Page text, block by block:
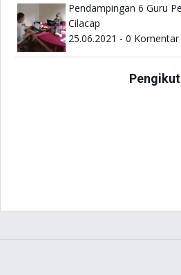
Pendampingan 6 Guru
Cilacap
25.06.2021 - 0 Komentar
Pengikut